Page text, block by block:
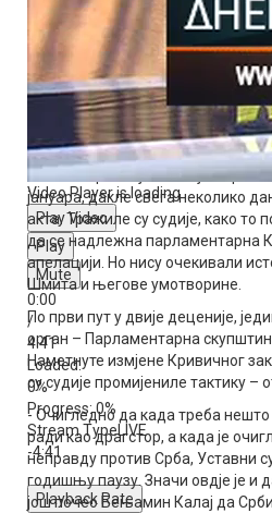
Video Player is loading.
Play Video
Play
Mute
0:00
/
4:41
Loaded:
0%
Progress: 0%
Stream TypeLIVE
-4:41
Playback Rate
одлуку доносу, да не постоји
ревизија пресуде Милораду
се кандидује на изборима за
рекао је Срђан Мазалица,
Републике Српске и супотписник
Да судије баш и нису имале
игнорисања посланичке
Уставноправној комисији
јануара, дакле свега неколико
акта. Тражиле су судије, како то
да се надлежна парламентарна
апелацији. Но нису очекивали
Шмита и његове умотворине.
По први пут у двије деценије,
орган – Парламентарна
Наметнуте измјене Кривичног
су судије промијениле тактику –
- Очигледно да када треба
ради као драгстор, а када је
неправду против Срба, Уставни
годишњу паузу. Значи овдје је и
још почео Бењамин Калај да